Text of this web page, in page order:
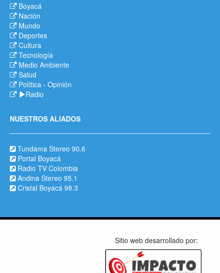
Boyacá
Nación
Mundo
Deportes
Cultura
Tecnología
Medio Ambiente
Salud
Política - Opinión
Radio
NUESTROS ALIADOS
Tundama Stereo 90.6
Portal Boyacá
Radio TV Colombia
Andina Stereo 95.1
Cristal Boyacá 98.3
Sitio web desarrollado por: